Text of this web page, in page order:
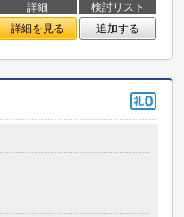
詳細
検討リスト
詳細を見る 追加する